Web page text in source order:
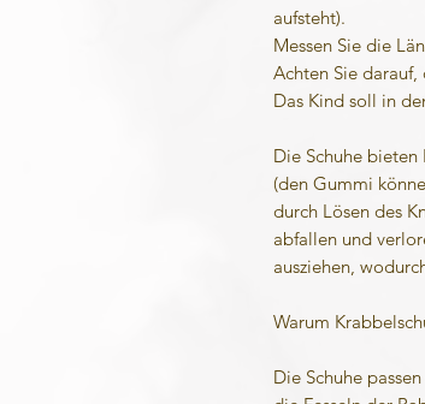
aufsteht).
Messen Sie die
Achten Sie darauf,
Das Kind soll in
Die Schuhe
(den Gummi
durch Lösen des
abfallen und
ausziehen,
Warum
Die Schuhe